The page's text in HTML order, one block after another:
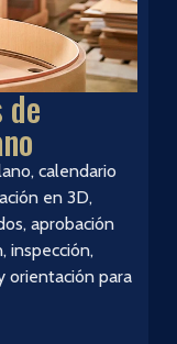
de
calendario
en 3D,
aprobación
inspección,
orientación para